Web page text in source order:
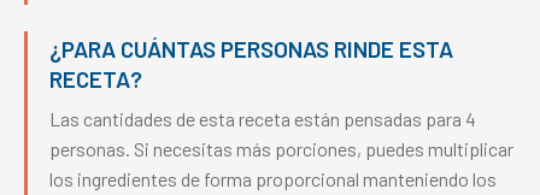
¿PARA CUÁNTAS PERSONAS RINDE ESTA
RECETA?
Las cantidades de esta receta están pensadas para 4
personas. Si necesitas más porciones, puedes multiplicar
los ingredientes de forma proporcional manteniendo los